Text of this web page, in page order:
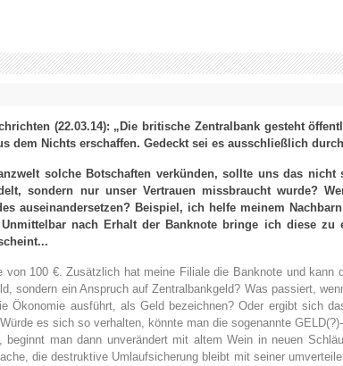
(22.03.14): „Die britische Zentralbank gesteht
dem Nichts erschaffen. Gedeckt sei es ausschließlich
solche Botschaften verkünden, sollte uns das
sondern nur unser Vertrauen missbraucht wurde?
auseinandersetzen? Beispiel, ich helfe meinem
nach Erhalt der Banknote bringe ich diese
von 100 €. Zusätzlich hat meine Filiale die Banknote und kann
sondern ein Anspruch auf Zentralbankgeld? Was passiert,
Ökonomie ausführt, als Geld bezeichnen? Oder ergibt sich
es sich so verhalten, könnte man die sogenannte
man dann unverändert mit altem Wein in neuen
die destruktive Umlaufsicherung bleibt mit seiner